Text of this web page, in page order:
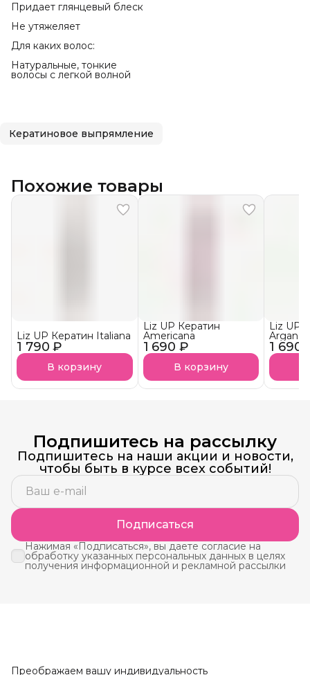
Придает глянцевый блеск
Не утяжеляет
Для каких волос:
Натуральные, тонкие
волосы с легкой волной
Кератиновое выпрямление
Похожие товары
1 790 ₽
Liz UP Кератин Italiana
В корзину
1 690 ₽
Liz UP Кератин
Americana
В корзину
1 690
Liz UP
Argan
Подпишитесь на рассылку
Подпишитесь на наши акции и новости,
чтобы быть в курсе всех событий!
Подписаться
Нажимая «Подписаться», вы даете согласие на
обработку указанных персональных данных в целях
получения информационной и рекламной рассылки
Преображаем вашу индивидуальность